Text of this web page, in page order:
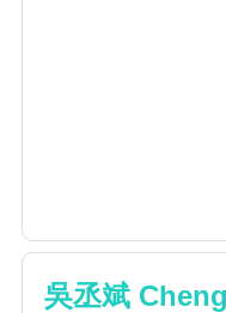
吳丞斌